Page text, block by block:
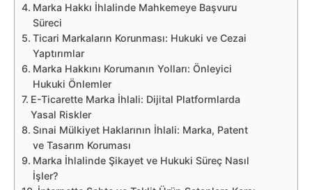
Marka Hakkı İhlalinde Mahkemeye Başvuru
Süreci
Ticari Markaların Korunması: Hukuki ve Cezai
Yaptırımlar
Marka Hakkını Korumanın Yolları: Önleyici
Hukuki Önlemler
E-Ticarette Marka İhlali: Dijital Platformlarda
Yasal Riskler
Sınai Mülkiyet Haklarının İhlali: Marka, Patent
ve Tasarım Koruması
Marka İhlalinde Şikayet ve Hukuki Süreç Nasıl
İşler?